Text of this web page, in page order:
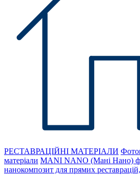
РЕСТАВРАЦІЙНІ МАТЕРІАЛИ
матеріали MANI NANO (Мані Нано)
нанокомпозит для прямих